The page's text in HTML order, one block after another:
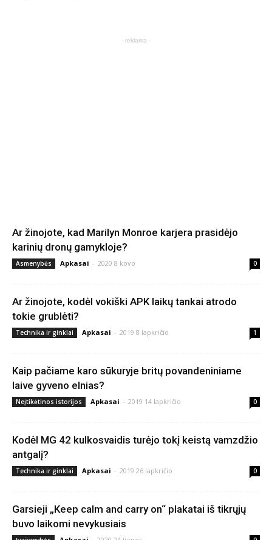
- reklama -
Ar žinojote, kad Marilyn Monroe karjera prasidėjo
karinių dronų gamykloje?
Asmenybės Apkasai - 2020 8 kovo 0
Ar žinojote, kodėl vokiški APK laikų tankai atrodo
tokie grublėti?
Technika ir ginklai Apkasai - 2019 8 lapkričio 1
Kaip pačiame karo sūkuryje britų povandeniniame
laive gyveno elnias?
Neįtikėtinos istorijos Apkasai - 2019 14 lapkričio 0
Kodėl MG 42 kulkosvaidis turėjo tokį keistą vamzdžio
antgalį?
Technika ir ginklai Apkasai - 2019 26 lapkričio 0
Garsieji „Keep calm and carry on“ plakatai iš tikrųjų
buvo laikomi nevykusiais